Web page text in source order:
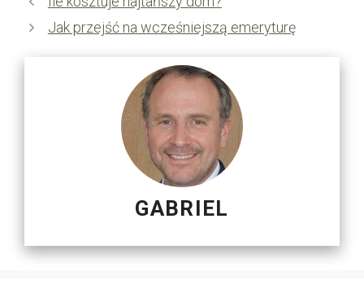
Jak przejść na wcześniejszą emeryturę
GABRIEL